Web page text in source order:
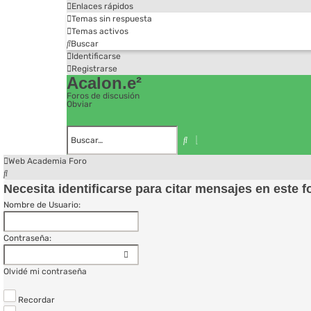
Enlaces rápidos
Temas sin respuesta
Temas activos
Buscar
Identificarse
Registrarse
Acalon.e²
Foros de discusión
Obviar
Buscar
avanzada
Web Academia Foro
Buscar
Necesita identificarse para citar mensajes en este
Nombre de Usuario:
Contraseña:
Olvidé mi contraseña
Recordar